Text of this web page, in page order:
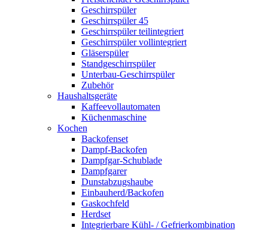
Geschirrspüler
Geschirrspüler 45
Geschirrspüler teilintegriert
Geschirrspüler vollintegriert
Gläserspüler
Standgeschirrspüler
Unterbau-Geschirrspüler
Zubehör
Haushaltsgeräte
Kaffeevollautomaten
Küchenmaschine
Kochen
Backofenset
Dampf-Backofen
Dampfgar-Schublade
Dampfgarer
Dunstabzugshaube
Einbauherd/Backofen
Gaskochfeld
Herdset
Integrierbare Kühl- / Gefrierkombination